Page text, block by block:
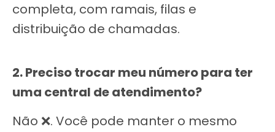
completa, com ramais, filas e
distribuição de chamadas.
2. Preciso trocar meu número para ter
uma central de atendimento?
Não ❌. Você pode manter o mesmo